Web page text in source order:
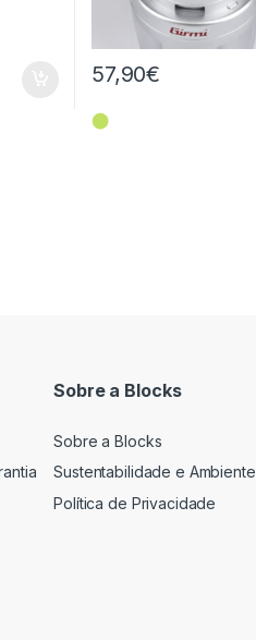
57,90€
⬤
Sobre a Blocks
Sobre a Blocks
Sustentabilidade e Ambiente
Política de Privacidade